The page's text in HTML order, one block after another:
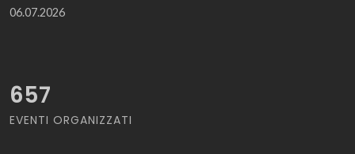
06.07.2026
657
EVENTI ORGANIZZATI